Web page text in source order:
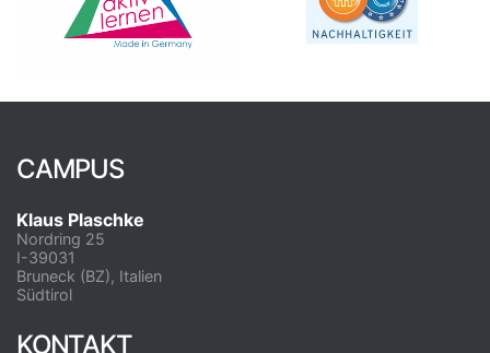
CAMPUS
Klaus Plaschke
Nordring 25
I-39031
Bruneck (BZ), Italien
Südtirol
KONTAKT